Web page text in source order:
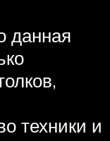
данная
техники и